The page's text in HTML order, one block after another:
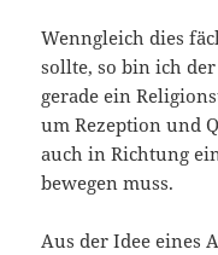
Wenngleich dies
sollte, so bin ich
gerade ein
um Rezeption und
auch in Richtung
bewegen muss.
Aus der Idee eines